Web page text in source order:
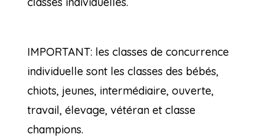
IMPORTANT: les classes de concurrence
individuelle sont les classes des bébés,
chiots, jeunes, intermédiaire, ouverte,
travail, élevage, vétéran et classe
champions.